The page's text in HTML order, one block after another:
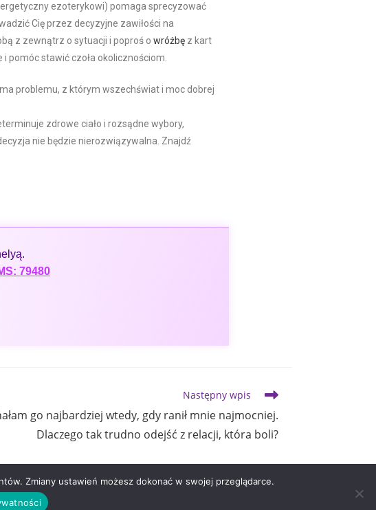
ezoterykowi) pomaga sprecyzować
Cię przez decyzyjne zawiłości na
z zewnątrz o sytuacji i poproś o wróżbę z kart
stawić czoła okolicznościom.
problemu, z którym wszechświat i moc dobrej
zdrowe ciało i rozsądne wybory,
nie będzie nierozwiązywalna. Znajdź
79480
Następny wpis
go najbardziej wtedy, gdy ranił mnie najmocniej.
Dlaczego tak trudno odejść z relacji, która boli?
Zmiany ustawień możesz dokonać w swojej przeglądarce.